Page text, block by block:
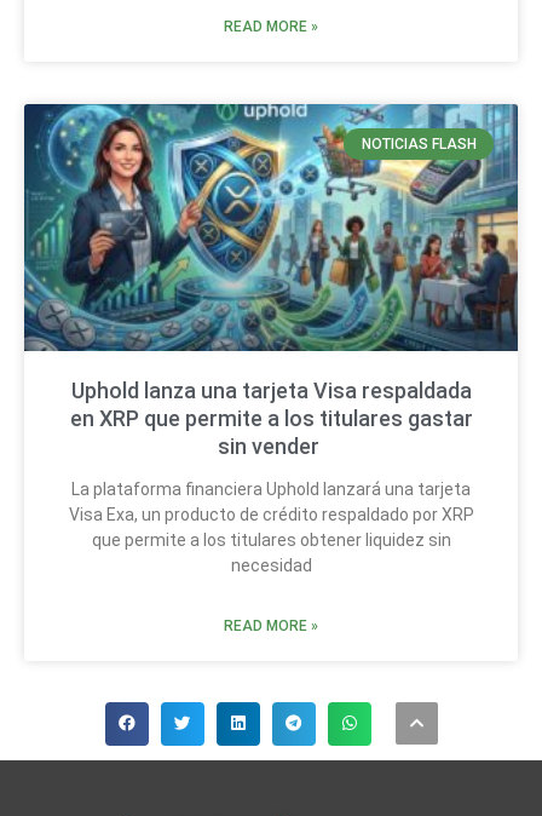
READ MORE »
NOTICIAS FLASH
Uphold lanza una tarjeta Visa respaldada
en XRP que permite a los titulares gastar
sin vender
La plataforma financiera Uphold lanzará una tarjeta
Visa Exa, un producto de crédito respaldado por XRP
que permite a los titulares obtener liquidez sin
necesidad
READ MORE »